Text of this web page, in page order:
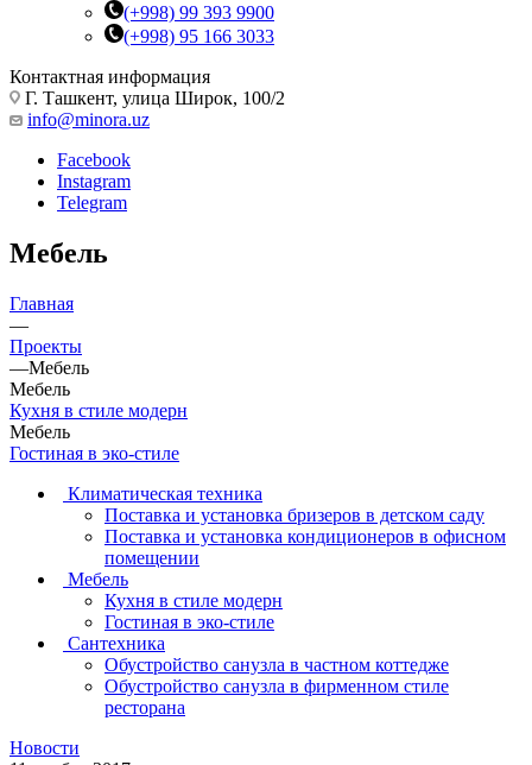
(+998) 99 393 9900
(+998) 95 166 3033
Контактная информация
Г. Ташкент, улица Широк, 100/2
info@minora.uz
Facebook
Instagram
Telegram
Мебель
Главная
—
Проекты
—Мебель
Мебель
Кухня в стиле модерн
Мебель
Гостиная в эко-стиле
Климатическая техника
Поставка и установка бризеров в детском саду
Поставка и установка кондиционеров в офисном
помещении
Мебель
Кухня в стиле модерн
Гостиная в эко-стиле
Сантехника
Обустройство санузла в частном коттедже
Обустройство санузла в фирменном стиле
ресторана
Новости